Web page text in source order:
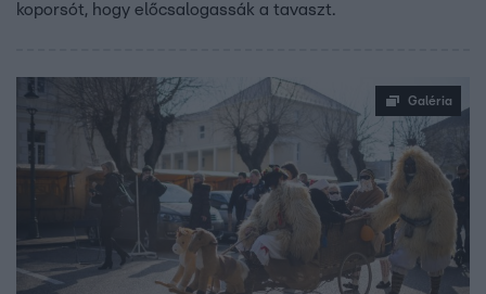
koporsót, hogy előcsalogassák a tavaszt.
Galéria